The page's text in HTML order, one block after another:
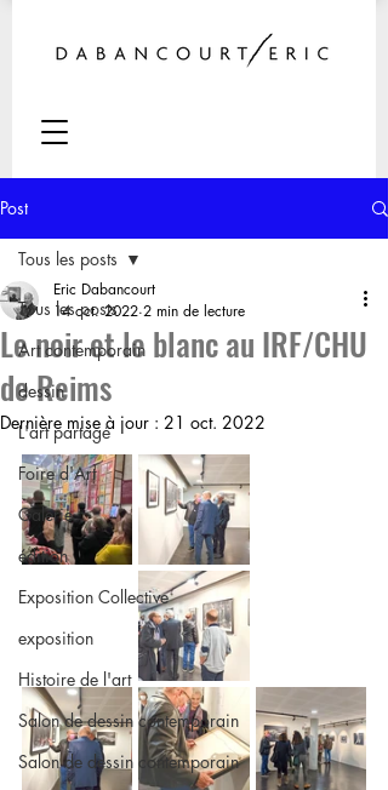
Post
Tous les posts
Art contemporain
dessin
L'art partagé
Foire d'Art
Galerie
édition
Exposition Collective
exposition
Histoire de l'art
Salon de dessin contemporain
Salon de dessin contemporain
Tous les posts
Le noir et le blanc au IRF/CHU
de Reims
Eric Dabancourt
14 oct. 2022 2 min de lecture
Dernière mise à jour : 21 oct. 2022